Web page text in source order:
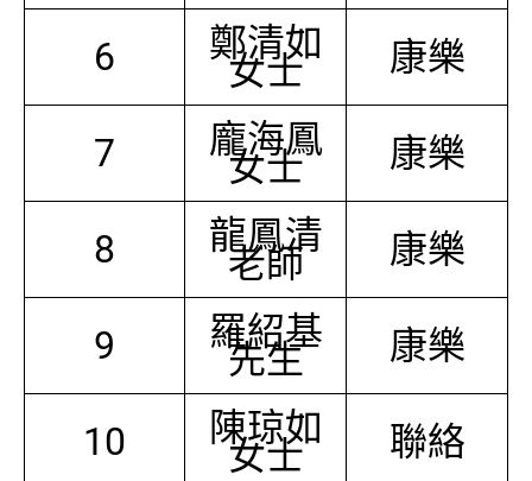
6 鄭清如
女士 康樂
7 龐海鳳
女士 康樂
8 龍鳳清
老師 康樂
9 羅紹基
先生 康樂
10 陳琼如
女士 聯絡